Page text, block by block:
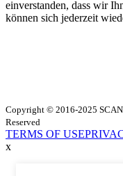
Copyright © 2016-2025
Reserved
TERMS OF USE
x